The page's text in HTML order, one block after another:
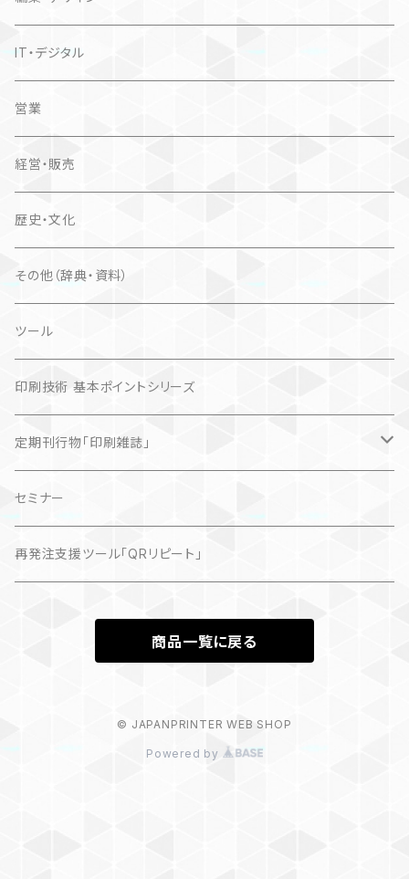
IT・デジタル
営業
経営・販売
歴史・文化
その他（辞典・資料）
ツール
印刷技術 基本ポイントシリーズ
定期刊行物「印刷雑誌」
記事（デジタル販売）
セミナー
再発注支援ツール「QRリピート」
商品一覧に戻る
© JAPANPRINTER WEB SHOP
Powered by